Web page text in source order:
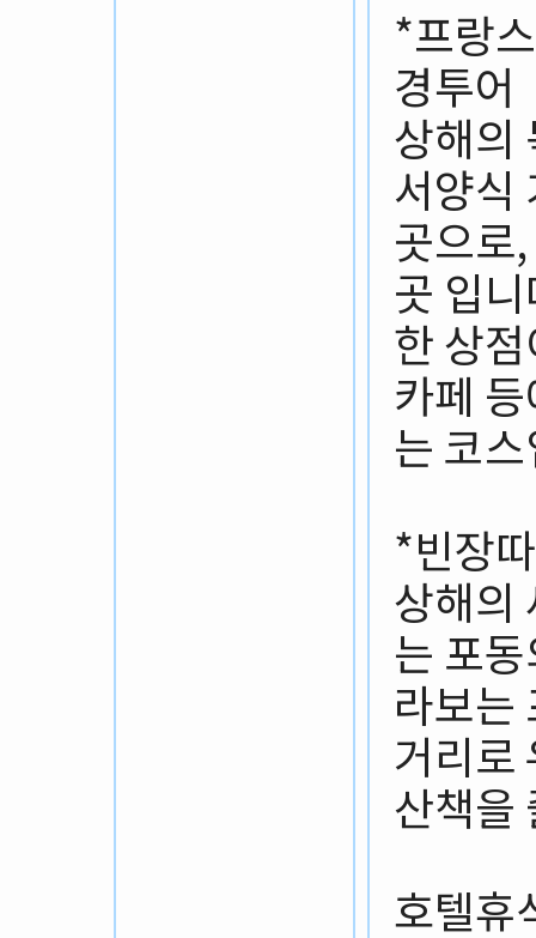
*프랑
경투어
상해의
서양식
곳으로
곳 입
한 상
카페
는 코
*빈장
상해의
는 포
라보는
거리로
산책을
호텔휴